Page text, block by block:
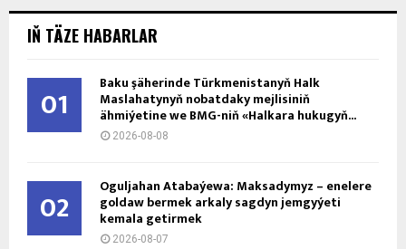
IŇ TÄZE HABARLAR
01 Baku şäherinde Türkmenistanyň Halk
Maslahatynyň nobatdaky mejlisiniň
ähmiýetine we BMG-niň «Halkara hukugyň...
2026-08-08
02 Oguljahan Atabaýewa: Maksadymyz – enelere
goldaw bermek arkaly sagdyn jemgyýeti
kemala getirmek
2026-08-07